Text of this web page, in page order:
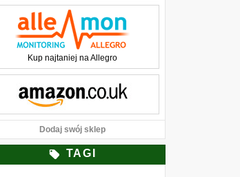
Kup najtaniej na Allegro
Dodaj swój sklep
TAGI